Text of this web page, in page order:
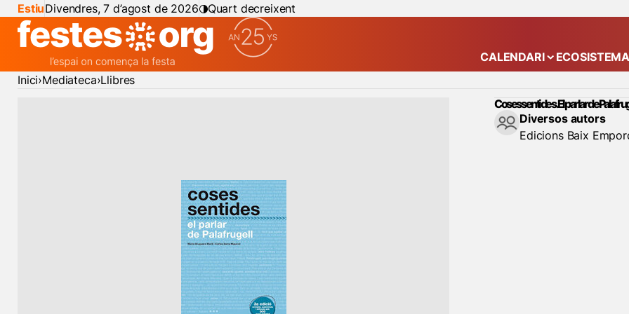
EstiuDivendres, 7 d’agost de 2026 Quart decreixent
CALENDARI Mostra el
ECOSISTEMA
Inici Mediateca Llibres
Coses sentides. El parlar de
Diversos autors
Edicions Baix